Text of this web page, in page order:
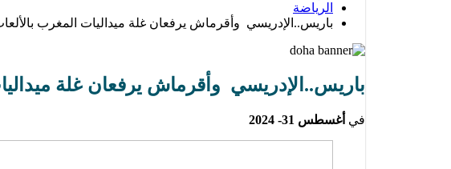
الرياضة
باريس..الإدريسي وأقرماش يرفعان غلة ميداليات المغرب بالألعاب
باريس..الإدريسي وأقرماش يرفعان غلة
في أغسطس 31- 2024